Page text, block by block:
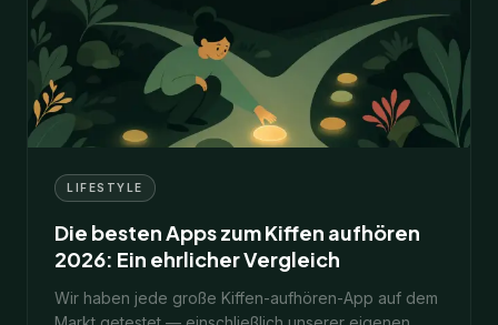
1. Februar 2026
LIFESTYLE
Die besten Apps zum Kiffen aufhören
2026: Ein ehrlicher Vergleich
Wir haben jede große Kiffen-aufhören-App auf dem